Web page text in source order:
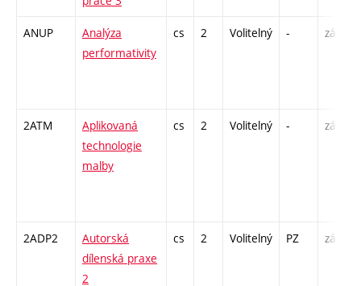
ANUP
Analýza
performativity
cs 2 Volitelný - zá
2ATM
Aplikovaná
technologie
malby
cs 2 Volitelný - zá
2ADP2
Autorská
dílenská praxe
2
cs 2 Volitelný PZ zá